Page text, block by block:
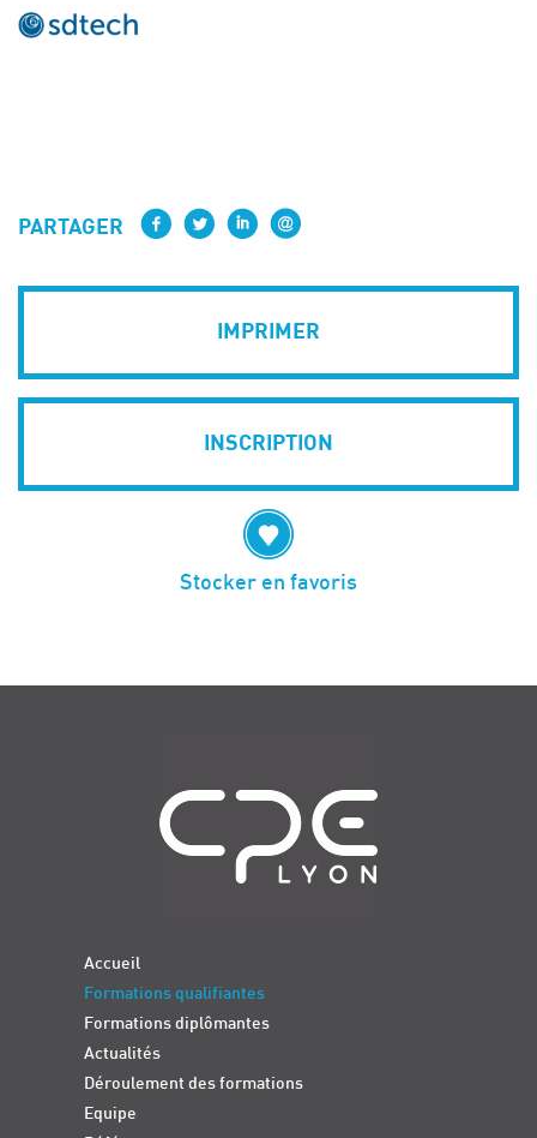
PARTAGER
IMPRIMER
INSCRIPTION
Stocker en favoris
Accueil
Formations qualifiantes
Formations diplômantes
Actualités
Déroulement des formations
Equipe